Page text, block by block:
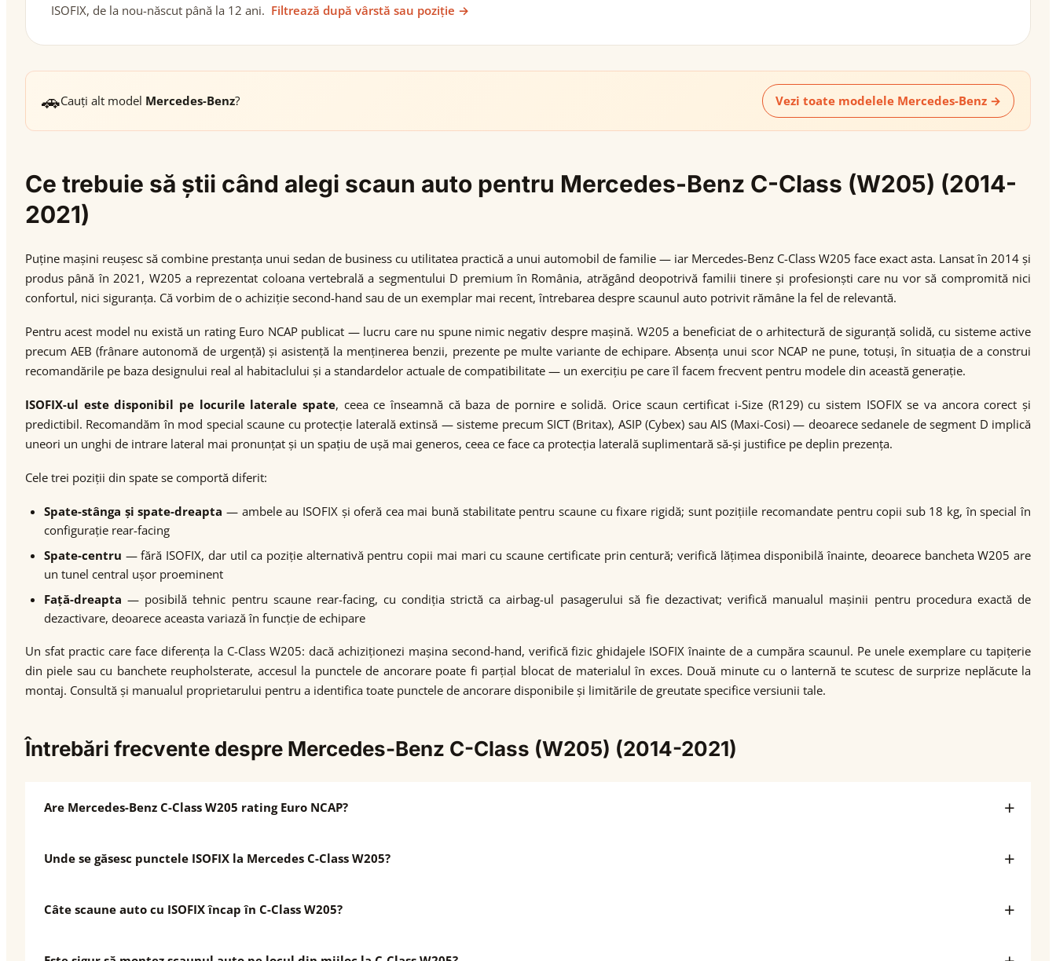
ISOFIX, de la nou-născut până la 12 ani. Filtrează după vârstă sau poziție →
🚗Cauți alt model Mercedes-Benz? Vezi toate modelele Mercedes-Benz →
Ce trebuie să știi când alegi scaun auto pentru Mercedes-Benz C-Class (W205) (2014-
2021)
Puține mașini reușesc să combine prestanța unui sedan de business cu utilitatea practică a unui automobil de familie — iar Mercedes-Benz C-Class W205 face exact asta. Lansat în 2014 și
produs până în 2021, W205 a reprezentat coloana vertebrală a segmentului D premium în România, atrăgând deopotrivă familii tinere și profesionști care nu vor să compromită nici
confortul, nici siguranța. Că vorbim de o achiziție second-hand sau de un exemplar mai recent, întrebarea despre scaunul auto potrivit rămâne la fel de relevantă.
Pentru acest model nu există un rating Euro NCAP publicat — lucru care nu spune nimic negativ despre mașină. W205 a beneficiat de o arhitectură de siguranță solidă, cu sisteme active
precum AEB (frânare autonomă de urgență) și asistență la menținerea benzii, prezente pe multe variante de echipare. Absența unui scor NCAP ne pune, totuși, în situația de a construi
recomandările pe baza designului real al habitaclului și a standardelor actuale de compatibilitate — un exercițiu pe care îl facem frecvent pentru modele din această generație.
ISOFIX-ul este disponibil pe locurile laterale spate, ceea ce înseamnă că baza de pornire e solidă. Orice scaun certificat i-Size (R129) cu sistem ISOFIX se va ancora corect și
predictibil. Recomandăm în mod special scaune cu protecție laterală extinsă — sisteme precum SICT (Britax), ASIP (Cybex) sau AIS (Maxi-Cosi) — deoarece sedanele de segment D implică
uneori un unghi de intrare lateral mai pronunțat și un spațiu de ușă mai generos, ceea ce face ca protecția laterală suplimentară să-și justifice pe deplin prezența.
Cele trei poziții din spate se comportă diferit:
Spate-stânga și spate-dreapta — ambele au ISOFIX și oferă cea mai bună stabilitate pentru scaune cu fixare rigidă; sunt pozițiile recomandate pentru copii sub 18 kg, în special în
configurație rear-facing
Spate-centru — fără ISOFIX, dar util ca poziție alternativă pentru copii mai mari cu scaune certificate prin centură; verifică lățimea disponibilă înainte, deoarece bancheta W205 are
un tunel central ușor proeminent
Față-dreapta — posibilă tehnic pentru scaune rear-facing, cu condiția strictă ca airbag-ul pasagerului să fie dezactivat; verifică manualul mașinii pentru procedura exactă de
dezactivare, deoarece aceasta variază în funcție de echipare
Un sfat practic care face diferența la C-Class W205: dacă achiziționezi mașina second-hand, verifică fizic ghidajele ISOFIX înainte de a cumpăra scaunul. Pe unele exemplare cu tapițerie
din piele sau cu banchete reupholsterate, accesul la punctele de ancorare poate fi parțial blocat de materialul în exces. Două minute cu o lanternă te scutesc de surprize neplăcute la
montaj. Consultă și manualul proprietarului pentru a identifica toate punctele de ancorare disponibile și limitările de greutate specifice versiunii tale.
Întrebări frecvente despre Mercedes-Benz C-Class (W205) (2014-2021)
Are Mercedes-Benz C-Class W205 rating Euro NCAP?
Unde se găsesc punctele ISOFIX la Mercedes C-Class W205?
Câte scaune auto cu ISOFIX încap în C-Class W205?